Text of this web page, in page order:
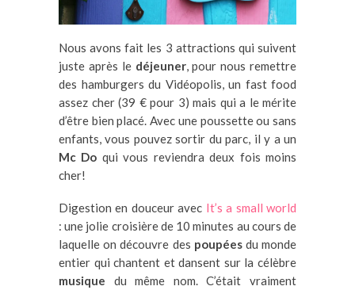
Nous avons fait les 3 attractions qui suivent
juste après le déjeuner, pour nous remettre
des hamburgers du Vidéopolis, un fast food
assez cher (39 € pour 3) mais qui a le mérite
d’être bien placé. Avec une poussette ou sans
enfants, vous pouvez sortir du parc, il y a un
Mc Do qui vous reviendra deux fois moins
cher!
Digestion en douceur avec It’s a small world
: une jolie croisière de 10 minutes au cours de
laquelle on découvre des poupéesdu monde
entier qui chantent et dansent sur la célèbre
musique du même nom. C’était vraiment